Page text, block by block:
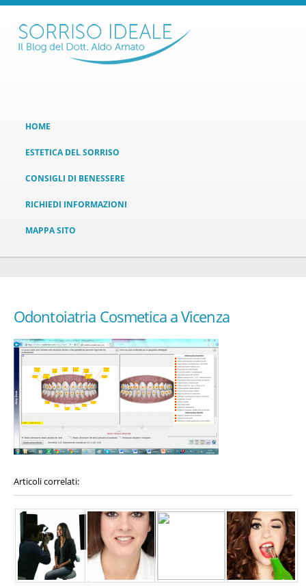
HOME
ESTETICA DEL SORRISO
CONSIGLI DI BENESSERE
RICHIEDI INFORMAZIONI
MAPPA SITO
Odontoiatria Cosmetica a Vicenza
Articoli correlati: